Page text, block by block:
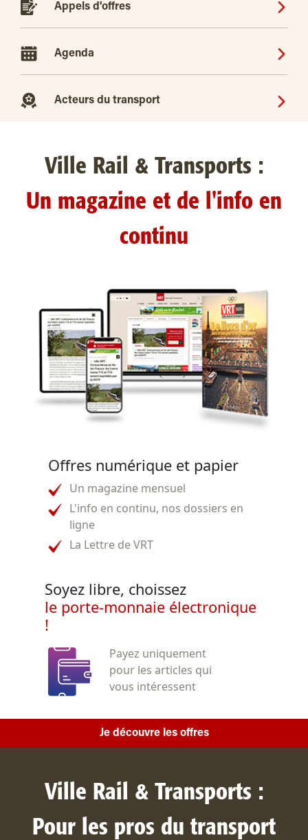
Appels d'offres
Agenda
Acteurs du transport
Ville Rail & Transports :
Un magazine et de l'info en
continu
Offres numérique et papier
Un magazine mensuel
L'info en continu, nos dossiers en
ligne
La Lettre de VRT
Soyez libre, choissez
le porte-monnaie électronique
!
Payez uniquement
pour les articles qui
vous intéressent
Je découvre les offres
Ville Rail & Transports :
Pour les pros du transport